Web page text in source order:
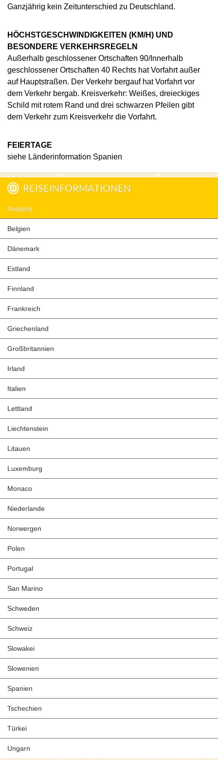
Ganzjährig kein Zeitunterschied zu Deutschland.
HÖCHSTGESCHWINDIGKEITEN (KM/H) UND
BESONDERE VERKEHRSREGELN
Außerhalb geschlossener Ortschaften 90/Innerhalb
geschlossener Ortschaften 40 Rechts hat Vorfahrt außer
auf Hauptstraßen. Der Verkehr bergauf hat Vorfahrt vor
dem Verkehr bergab. Kreisverkehr: Weißes, dreieckiges
Schild mit rotem Rand und drei schwarzen Pfeilen gibt
dem Verkehr zum Kreisverkehr die Vorfahrt.
FEIERTAGE
siehe Länderinformation Spanien
REISEINFORMATIONEN
Andorra
Belgien
Dänemark
Estland
Finnland
Frankreich
Griechenland
Großbritannien
Irland
Italien
Lettland
Liechtenstein
Litauen
Luxemburg
Monaco
Niederlande
Norwergen
Polen
Portugal
San Marino
Schweden
Schweiz
Slowakei
Slowenien
Spanien
Tschechien
Türkei
Ungarn